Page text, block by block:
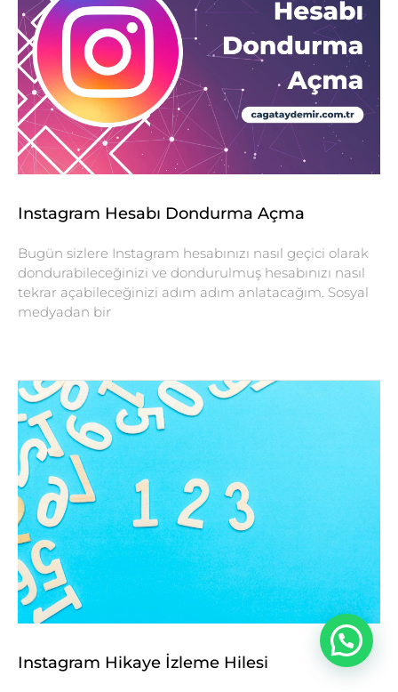
Instagram Hesabı Dondurma Açma
Bugün sizlere Instagram hesabınızı nasıl geçici olarak
dondurabileceğinizi ve dondurulmuş hesabınızı nasıl
tekrar açabileceğinizi adım adım anlatacağım. Sosyal
medyadan bir
Instagram Hikaye İzleme Hilesi